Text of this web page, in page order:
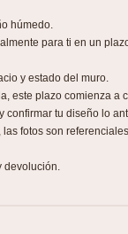
húmedo.
para ti en un
y estado del muro.
este plazo comienza a
tu diseño lo
fotos son
devolución.